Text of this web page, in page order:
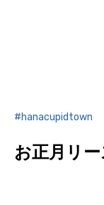
hanacupidtown
お正月リー